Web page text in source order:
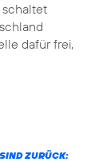
dafür frei,
ZURÜCK: